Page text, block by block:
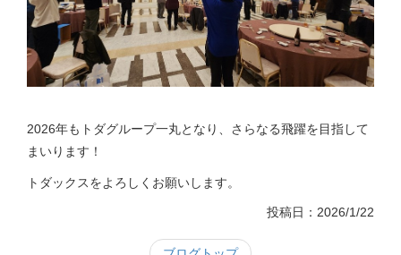
2026年もトダグループ一丸となり、さらなる飛躍を目指して
まいります！
トダックスをよろしくお願いします。
投稿日：2026/1/22